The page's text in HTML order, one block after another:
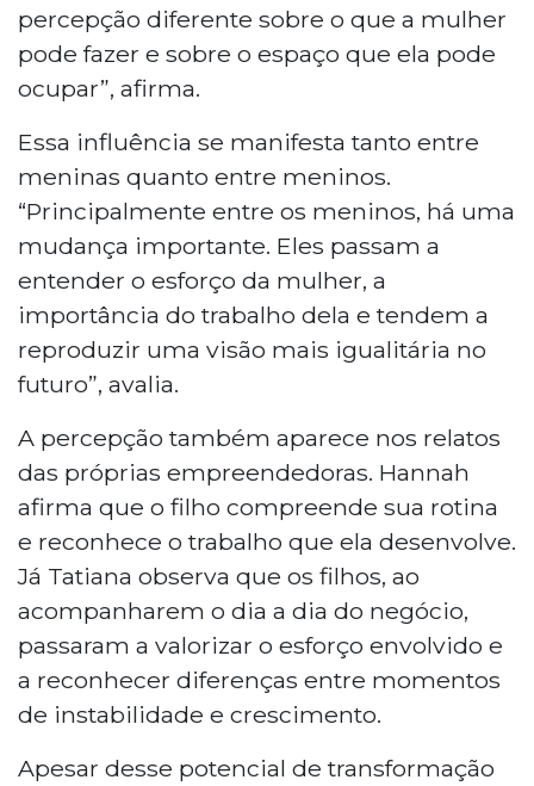
percepção diferente sobre o que a mulher
pode fazer e sobre o espaço que ela pode
ocupar”, afirma.
Essa influência se manifesta tanto entre
meninas quanto entre meninos.
“Principalmente entre os meninos, há uma
mudança importante. Eles passam a
entender o esforço da mulher, a
importância do trabalho dela e tendem a
reproduzir uma visão mais igualitária no
futuro”, avalia.
A percepção também aparece nos relatos
das próprias empreendedoras. Hannah
afirma que o filho compreende sua rotina
e reconhece o trabalho que ela desenvolve.
Já Tatiana observa que os filhos, ao
acompanharem o dia a dia do negócio,
passaram a valorizar o esforço envolvido e
a reconhecer diferenças entre momentos
de instabilidade e crescimento.
Apesar desse potencial de transformação